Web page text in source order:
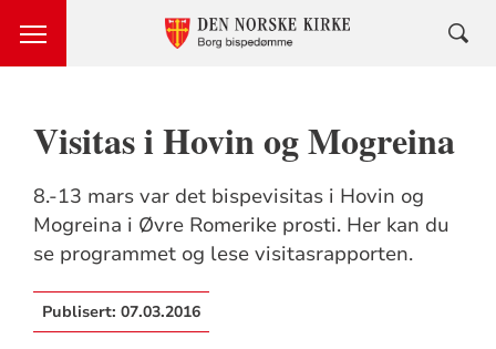
Visitas i Hovin og Mogreina
8.-13 mars var det bispevisitas i Hovin og
Mogreina i Øvre Romerike prosti. Her kan du
se programmet og lese visitasrapporten.
Publisert: 07.03.2016